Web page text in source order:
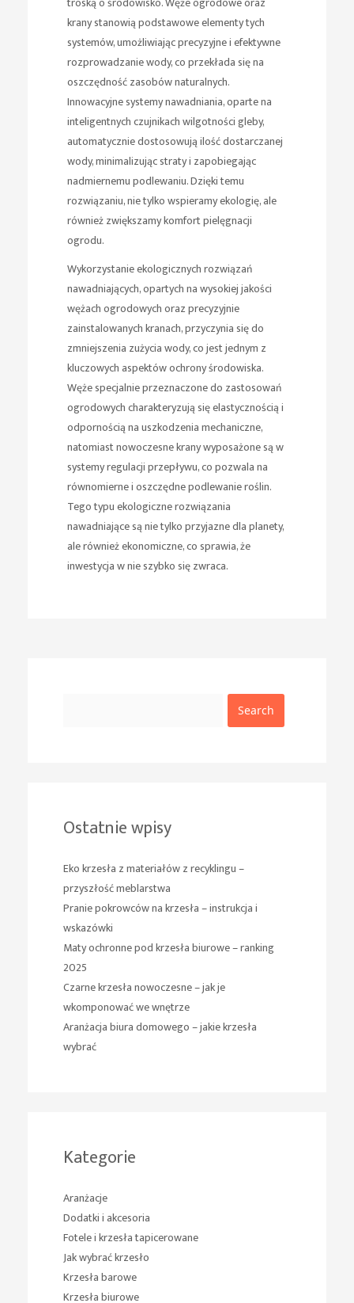
krany stanowią podstawowe elementy tych
systemów, umożliwiając precyzyjne i efektywne
rozprowadzanie wody, co przekłada się na
oszczędność zasobów naturalnych.
Innowacyjne systemy nawadniania, oparte na
inteligentnych czujnikach wilgotności gleby,
automatycznie dostosowują ilość dostarczanej
wody, minimalizując straty i zapobiegając
nadmiernemu podlewaniu. Dzięki temu
rozwiązaniu, nie tylko wspieramy ekologię, ale
również zwiększamy komfort pielęgnacji
ogrodu.
Wykorzystanie ekologicznych rozwiązań
nawadniających, opartych na wysokiej jakości
wężach ogrodowych oraz precyzyjnie
zainstalowanych kranach, przyczynia się do
zmniejszenia zużycia wody, co jest jednym z
kluczowych aspektów ochrony środowiska.
Węże specjalnie przeznaczone do zastosowań
ogrodowych charakteryzują się elastycznością i
odpornością na uszkodzenia mechaniczne,
natomiast nowoczesne krany wyposażone są w
systemy regulacji przepływu, co pozwala na
równomierne i oszczędne podlewanie roślin.
Tego typu ekologiczne rozwiązania
nawadniające są nie tylko przyjazne dla planety,
ale również ekonomiczne, co sprawia, że
inwestycja w nie szybko się zwraca.
Ostatnie wpisy
Eko krzesła z materiałów z recyklingu –
przyszłość meblarstwa
Pranie pokrowców na krzesła – instrukcja i
wskazówki
Maty ochronne pod krzesła biurowe – ranking
2025
Czarne krzesła nowoczesne – jak je
wkomponować we wnętrze
Aranżacja biura domowego – jakie krzesła
wybrać
Kategorie
Aranżacje
Dodatki i akcesoria
Fotele i krzesła tapicerowane
Jak wybrać krzesło
Krzesła barowe
Krzesła biurowe